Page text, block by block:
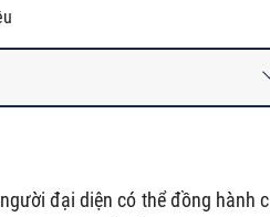
đại diện có thể đồng hành